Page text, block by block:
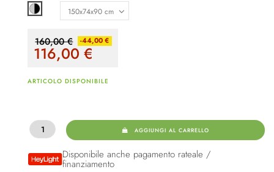
Grigio / nero
160,00 € -44,00 €
116,00€
ARTICOLO DISPONIBILE
AGGIUNGI AL CARRELLO
Disponibile anche pagamento rateale /
finanziamento